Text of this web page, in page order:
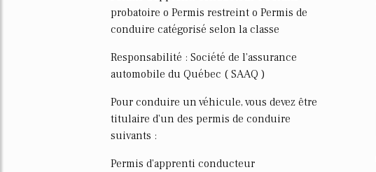
probatoire o Permis restreint o Permis de
conduire catégorisé selon la classe
Responsabilité : Société de l'assurance
automobile du Québec ( SAAQ )
Pour conduire un véhicule, vous devez être
titulaire d'un des permis de conduire
suivants :
Permis d'apprenti conducteur